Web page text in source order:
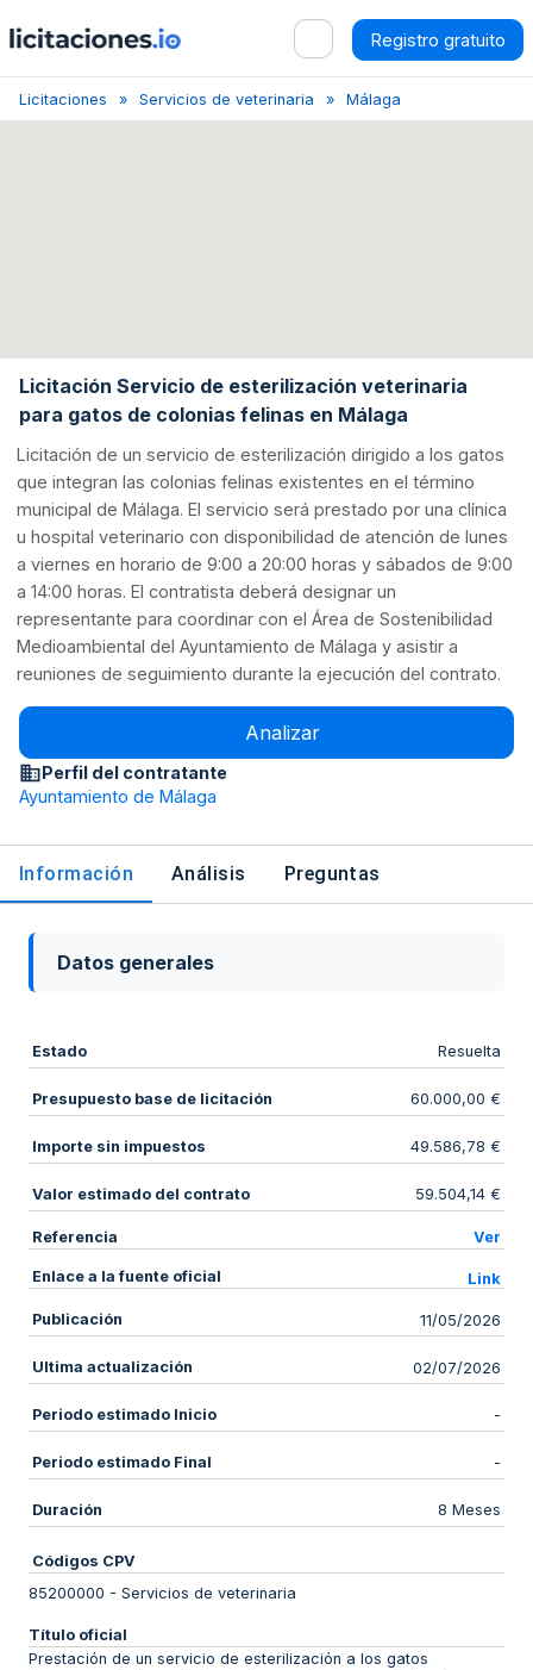
Registro gratuito
Licitaciones Servicios de veterinaria Málaga
Licitación Servicio de esterilización veterinaria
para gatos de colonias felinas en Málaga
Licitación de un servicio de esterilización dirigido a los gatos
que integran las colonias felinas existentes en el término
municipal de Málaga. El servicio será prestado por una clínica
u hospital veterinario con disponibilidad de atención de lunes
a viernes en horario de 9:00 a 20:00 horas y sábados de 9:00
a 14:00 horas. El contratista deberá designar un
representante para coordinar con el Área de Sostenibilidad
Medioambiental del Ayuntamiento de Málaga y asistir a
reuniones de seguimiento durante la ejecución del contrato.
Analizar
Perfil del contratante
Ayuntamiento de Málaga
Información Análisis Preguntas
Datos generales
Estado Resuelta
Presupuesto base de licitación 60.000,00 €
Importe sin impuestos 49.586,78 €
Valor estimado del contrato 59.504,14 €
Referencia Ver
Enlace a la fuente oficial Link
Publicación 11/05/2026
Ultima actualización 02/07/2026
Periodo estimado Inicio -
Periodo estimado Final -
Duración 8 Meses
Códigos CPV
85200000 - Servicios de veterinaria
Título oficial
Prestación de un servicio de esterilización a los gatos